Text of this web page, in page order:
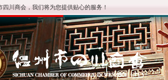
四川商会，我们将为您提供贴心的服务！